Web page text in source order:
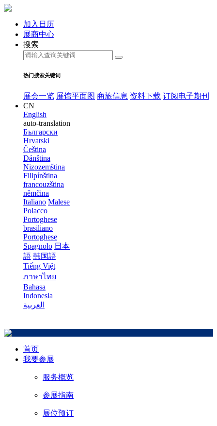
加入日历
展商中心
搜索
热门搜索关键词
展会一览 展馆平面图 商旅信息 资料下载 订阅电子期刊
CN
English
auto-translation
Български
Hrvatski
Čeština
Dánština
Nizozemština
Filipínština
francouzština
němčina
Italiano Malese
Polacco
Portoghese
brasiliano
Portoghese
Spagnolo 日本
語 韩国語
Tiếng Việt
ภาษาไทย
Bahasa
Indonesia
العربية
首页
我要参展
服务概览
参展指南
展位预订